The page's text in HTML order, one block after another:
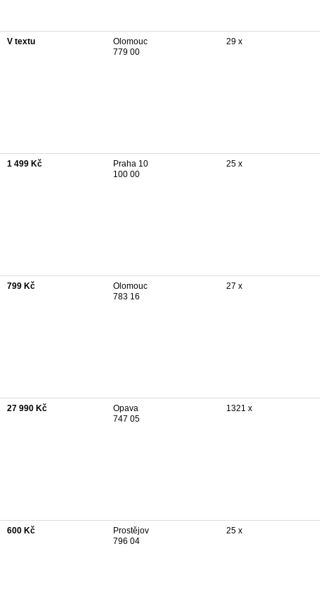
V textu
Olomouc
779 00
29 x
1 499 Kč
Praha 10
100 00
25 x
799 Kč
Olomouc
783 16
27 x
27 990 Kč
Opava
747 05
1321 x
600 Kč
Prostějov
796 04
25 x